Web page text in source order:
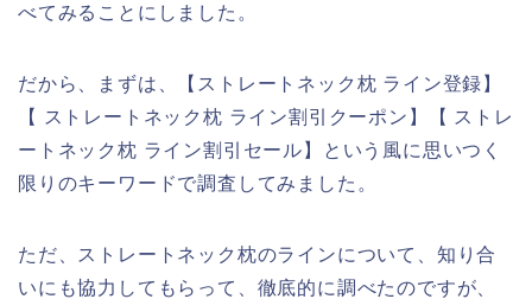
べてみることにしました。
だから、まずは、【ストレートネック枕 ライン登録】
【 ストレートネック枕 ライン割引クーポン】【 ストレ
ートネック枕 ライン割引セール】という風に思いつく
限りのキーワードで調査してみました。
ただ、ストレートネック枕のラインについて、知り合
いにも協力してもらって、徹底的に調べたのですが、